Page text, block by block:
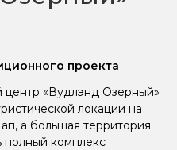
проекта
центр «Вудлэнд Озерный»
локации на
а большая территория
полный комплекс